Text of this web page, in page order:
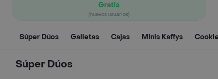
Gratis
(nuevos usuarios)
Súper Dúos Galletas Cajas Minis Kaffys
Súper Dúos